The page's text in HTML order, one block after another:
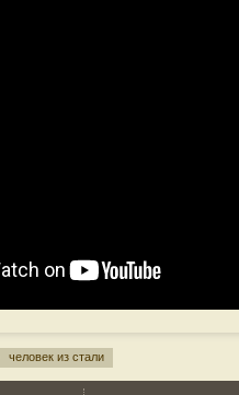
человек из стали